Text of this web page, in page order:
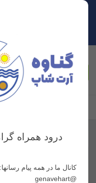
درود همراه
کانال ما در همه پیام رسانها:
@genavehart
جستجو
فهرست محصولات ست قلموی